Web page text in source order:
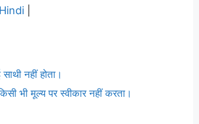
नहीं होता।
भी मूल्य पर स्वीकार नहीं करता।